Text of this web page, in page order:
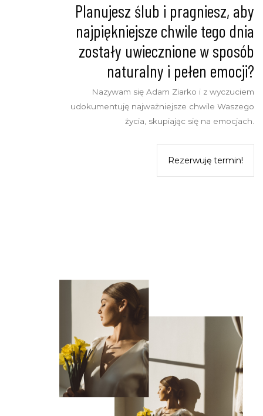
Planujesz ślub i pragniesz, aby
najpiękniejsze chwile tego dnia
zostały uwiecznione w sposób
naturalny i pełen emocji?
Nazywam się Adam Ziarko i z wyczuciem
udokumentuję najważniejsze chwile Waszego
życia, skupiając się na emocjach.
Rezerwuję termin!